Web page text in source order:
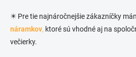
✴️ Pre tie najnáročnejšie zákazníčky
náramkov, ktoré sú vhodné aj na
večierky.